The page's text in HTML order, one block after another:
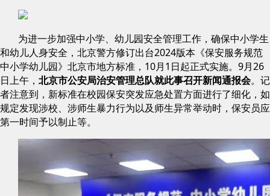
为进一步加强中小学、幼儿园安全管理工作，确保中小学生
和幼儿人身安全，北京警方修订出台2024版本《保安服务规范
中小学幼儿园》北京市地方标准，10月1日起正式实施。9月26
日上午， 北京市公安局治安管理总队就此事召开新闻通报会。记
者注意到，新标准在校园保安突发应急处置方面进行了细化，如
规定发现涉校、涉师生暴力行为以及师生异常举动时，保安员应
第一时间予以制止等。